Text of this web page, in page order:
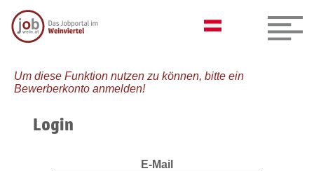
Um diese Funktion nutzen zu können, bitte ein
Bewerberkonto anmelden!
Login
E-Mail